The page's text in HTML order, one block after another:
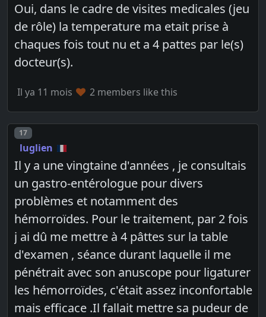
Oui, dans le cadre de visites medicales (jeu
de rôle) la temperature ma etait prise à
chaques fois tout nu et a 4 pattes par le(s)
docteur(s).
Il ya 11 mois 2 members like this
Post number
17
luglien
Il y a une vingtaine d'années , je consultais
un gastro-entérologue pour divers
problèmes et notamment des
hémorroïdes. Pour le traitement, par 2 fois
j ai dû me mettre à 4 pâttes sur la table
d'examen , séance durant laquelle il me
pénétrait avec son anuscope pour ligaturer
les hémorroïdes, c'était assez inconfortable
mais efficace .Il fallait mettre sa pudeur de